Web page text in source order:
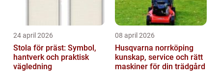
24 april 2026
Stola för präst: Symbol,
hantverk och praktisk
vägledning
08 april 2026
Husqvarna norrköping
kunskap, service och rätt
maskiner för din trädgård